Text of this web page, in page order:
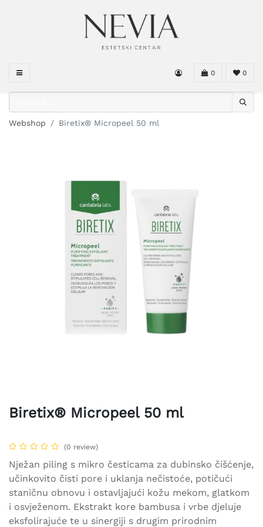
0 0
Webshop Biretix® Micropeel 50 ml
Biretix® Micropeel 50 ml
(0 review)
Nježan piling s mikro česticama za dubinsko čišćenje,
učinkovito čisti pore i uklanja nečistoće, potičući
staničnu obnovu i ostavljajući kožu mekom, glatkom
i osvježenom. Ekstrakt kore bambusa i vrbe djeluje
eksfolirajuće te u sinergiji s drugim prirodnim